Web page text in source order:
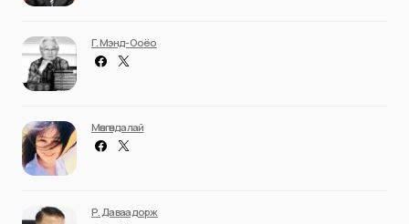
Г. Мэнд-Ооёо
Мөнгөндалай
Р. Даваадорж